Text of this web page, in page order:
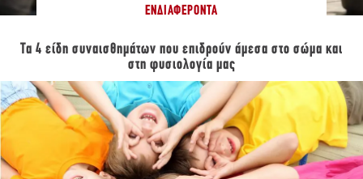
ΕΝΔΙΑΦΈΡΟΝΤΑ
Τα 4 είδη συναισθημάτων που επιδρούν άμεσα στο σώμα και
στη φυσιολογία μας